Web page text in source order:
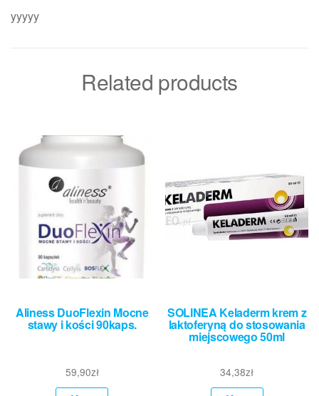
yyyyy
Related products
Aliness DuoFlexin Mocne
stawy i kości 90kaps.
59,90zł
SOLINEA Keladerm krem z
laktoferyną do stosowania
miejscowego 50ml
34,38zł